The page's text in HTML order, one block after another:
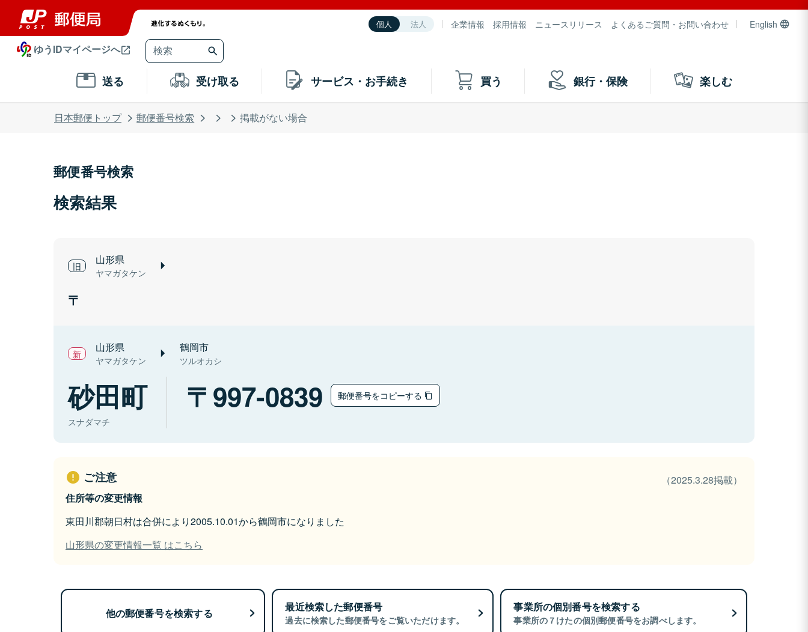
個人 法人 企業情報 採用情報 ニュースリリース よくあるご質問・お問い合わせ English
ゆうIDマイページへ
送る 受け取る サービス・お手続き 買う 銀行・保険 楽しむ
日本郵便トップ 郵便番号検索 掲載がない場合
郵便番号検索
検索結果
山形県
ヤマガタケン
山形県
ヤマガタケン
鶴岡市
ツルオカシ
砂田町
スナダマチ
997-0839 郵便番号をコピーする
ご注意
（2025.3.28掲載）
住所等の変更情報
東田川郡朝日村は合併により2005.10.01から鶴岡市になりました
山形県の変更情報一覧 はこちら
他の郵便番号を検索する 最近検索した郵便番号
過去に検索した郵便番号をご覧いただけます。
事業所の個別番号を検索する
事業所の７けたの個別郵便番号をお調べします。